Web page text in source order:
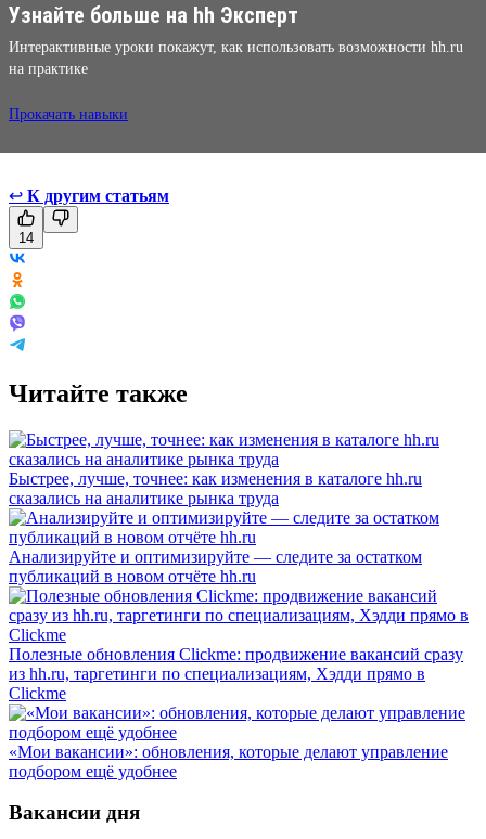
Узнайте больше на hh Эксперт
Интерактивные уроки покажут, как использовать возможности hh.ru
на практике
Прокачать навыки
↩ К другим статьям
14
Читайте также
Быстрее, лучше, точнее: как изменения в каталоге hh.ru
сказались на аналитике рынка труда
Анализируйте и оптимизируйте — следите за остатком
публикаций в новом отчёте hh.ru
Полезные обновления Clickme: продвижение вакансий сразу
из hh.ru, таргетинги по специализациям, Хэдди прямо в
Clickme
«Мои вакансии»: обновления, которые делают управление
подбором ещё удобнее
Вакансии дня